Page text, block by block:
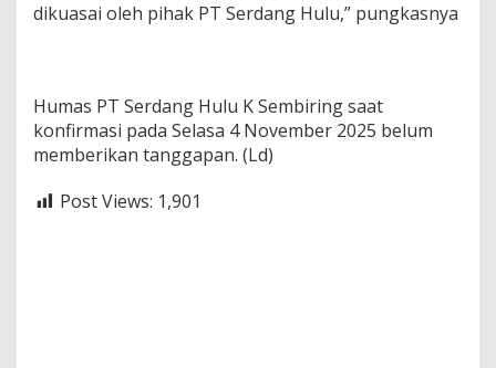
dikuasai oleh pihak PT Serdang Hulu,” pungkasnya
Humas PT Serdang Hulu K Sembiring saat
konfirmasi pada Selasa 4 November 2025 belum
memberikan tanggapan. (Ld)
Post Views: 1,901